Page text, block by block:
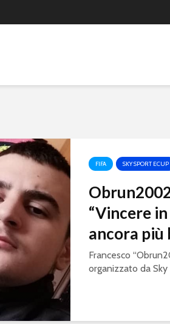
FIFA SKY SPORT ECUP
“Vincere
ancora più
Francesco
organizzato da